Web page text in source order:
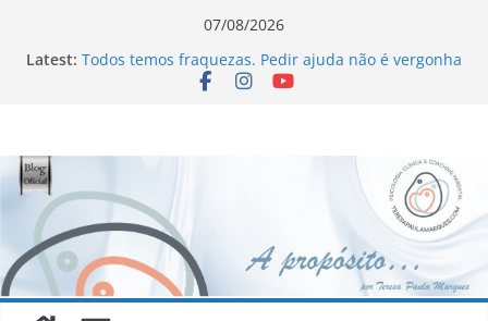
07/08/2026
Latest: Todos temos fraquezas. Pedir ajuda não é vergonha